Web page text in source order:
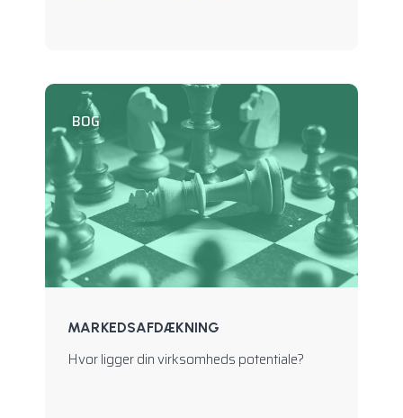
BOG
MARKEDSAFDÆKNING
Hvor ligger din virksomheds potentiale?